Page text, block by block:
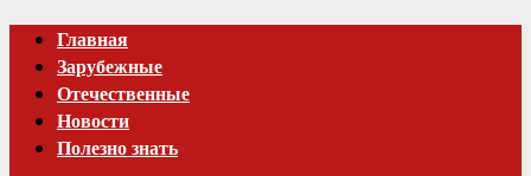
Главная
Зарубежные
Отечественные
Новости
Полезно знать